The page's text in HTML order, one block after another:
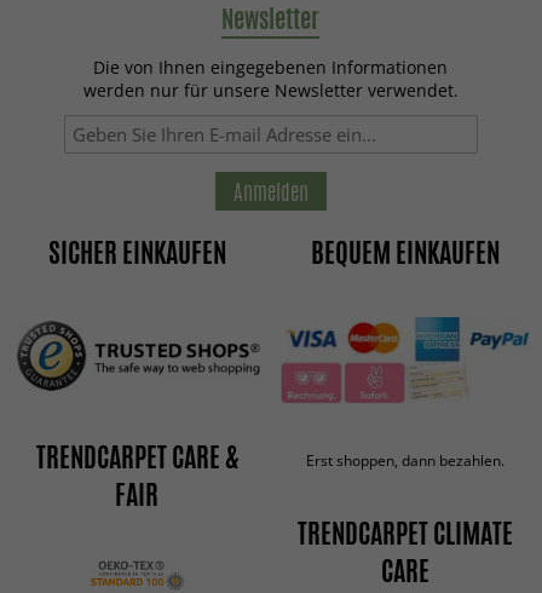
Newsletter
Die von Ihnen eingegebenen Informationen
werden nur für unsere Newsletter verwendet.
Anmelden
SICHER EINKAUFEN
TRENDCARPET CARE &
FAIR
BEQUEM EINKAUFEN
Erst shoppen, dann bezahlen.
TRENDCARPET CLIMATE
CARE